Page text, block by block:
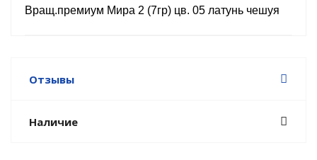
Вращ.премиум Мира 2 (7гр) цв. 05 латунь чешуя
Отзывы
Наличие